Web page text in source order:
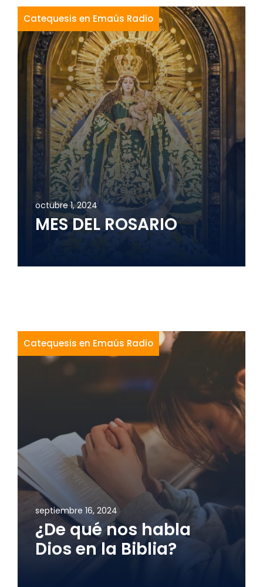
Catequesis en Emaús Radio
octubre 1, 2024
MES DEL ROSARIO
Catequesis en Emaús Radio
septiembre 16, 2024
¿De qué nos habla
Dios en la Biblia?